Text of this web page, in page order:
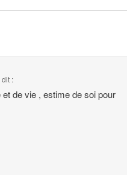
dit :
de vie , estime de soi pour